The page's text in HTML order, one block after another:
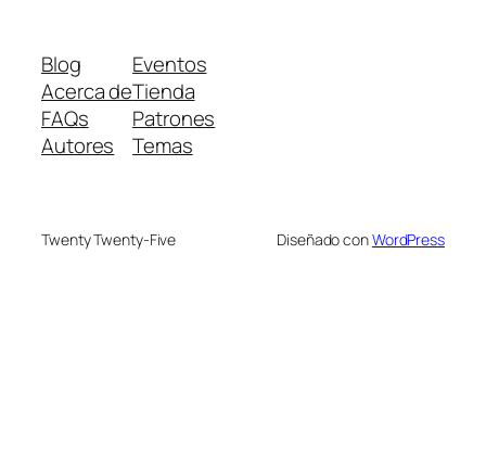
Blog
Acerca de
FAQs
Autores
Eventos
Tienda
Patrones
Temas
Twenty Twenty-Five Diseñado conWordPress